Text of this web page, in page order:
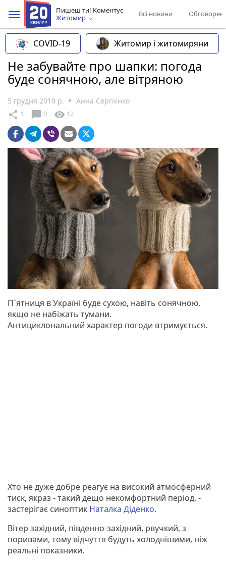
Пишеш ти! Коментує
Житомир
Всі новини
COVID-19 Житомир і житомиряни
Не забувайте про шапки: погода
буде сонячною, але вітряною
5 грудня 2019 р. Анна Сергієнко
share 1 chat_bubble 0 visibility 12
П`ятниця в Україні буде сухою, навіть сонячною,
якщо не набіжать тумани.
Антициклональний характер погоди втримується.
Хто не дуже добре реагує на високий атмосферний
тиск, якраз - такий дещо некомфортний період, -
застерігає синоптик Наталка Діденко.
Вітер західний, південно-західний, рвучкий, з
поривами, тому відчуття будуть холоднішими, ніж
реальні показники.